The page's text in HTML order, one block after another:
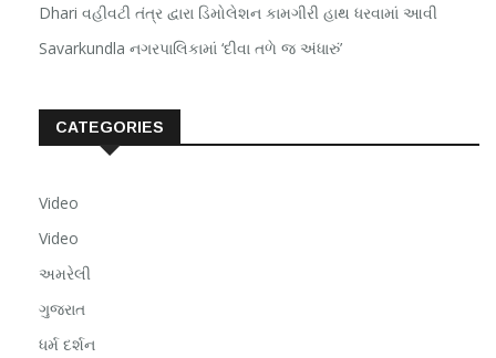
Dhari વહીવટી તંત્ર દ્વારા ડિમોલેશન કામગીરી હાથ ધરવામાં આવી
Savarkundla નગરપાલિકામાં ‘દીવા તળે જ અંધારું’
CATEGORIES
Video
Video
અમરેલી
ગુજરાત
ધર્મ દર્શન